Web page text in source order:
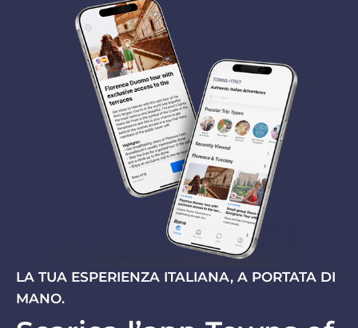
LA TUA ESPERIENZA ITALIANA, A PORTATA DI
MANO.